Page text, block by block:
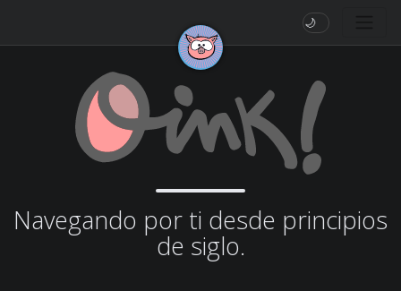
🌙
Navegando por ti desde principios
de siglo.